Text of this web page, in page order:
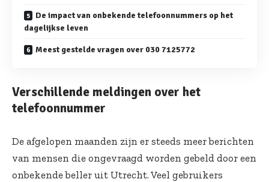
De impact van onbekende telefoonnummers op het
dagelijkse leven
Meest gestelde vragen over 030 7125772
Verschillende meldingen over het
telefoonnummer
De afgelopen maanden zijn er steeds meer berichten
van mensen die ongevraagd worden gebeld door een
onbekende beller uit Utrecht. Veel gebruikers